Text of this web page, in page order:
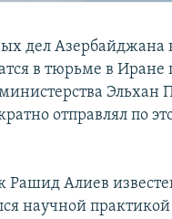
дел Азербайджана
в тюрьме в Иране
Эльхан
отправлял по
Алиев
научной